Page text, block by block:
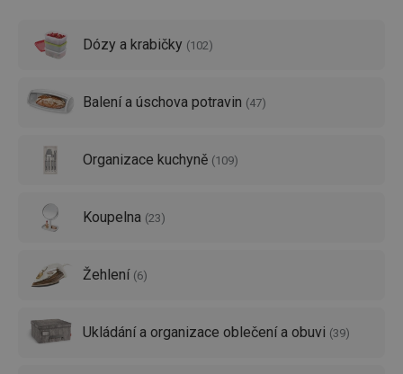
V nabídce máme také další vychytávky do domácnosti –
přesně dle svého gusta a šetřete drahocenný čas!
Dózy a krabičky (102)
Balení a úschova potravin (47)
Organizace kuchyně (109)
Koupelna (23)
Žehlení (6)
Ukládání a organizace oblečení a obuvi (39)